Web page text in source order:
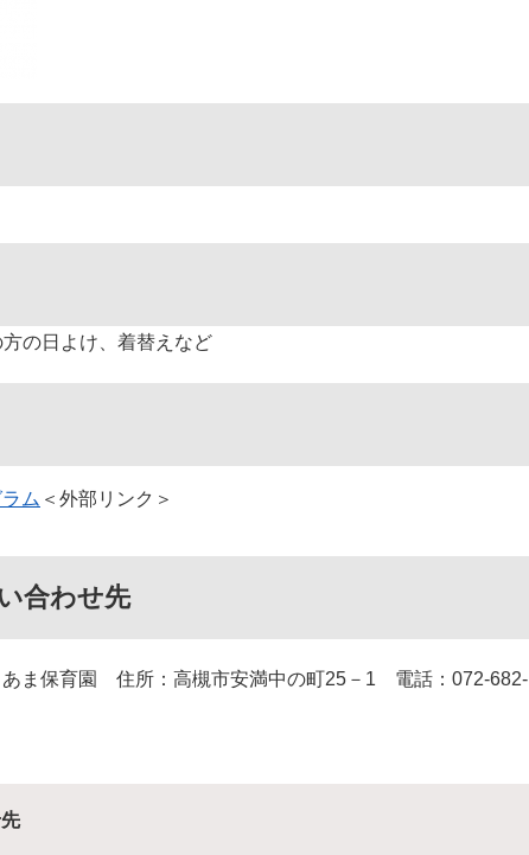
の日よけ、着替えなど
ム ＜外部リンク＞
合わせ先
ま保育園 住所：高槻市安満中の町25－1 電話：072-682-